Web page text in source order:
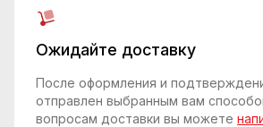
Ожидайте доставку
После оформления и
отправлен выбранным вам
вопросам доставки вы можете